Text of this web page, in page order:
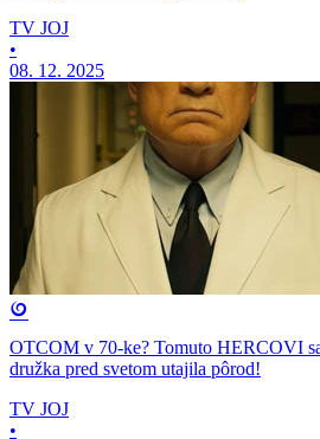
TV JOJ
•
08. 12. 2025
OTCOM v 70-ke? Tomuto HERCOVI
družka pred svetom utajila pôrod!
TV JOJ
•